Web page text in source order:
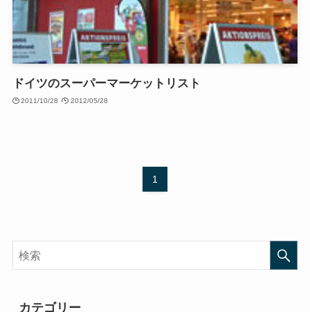
ドイツのスーパーマーケットリスト
2011/10/28 2012/05/28
1
カテゴリー